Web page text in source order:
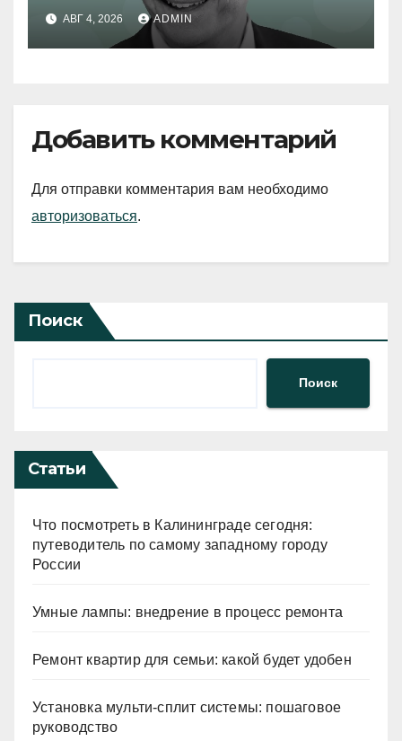
АВГ 4, 2026 ADMIN
Добавить комментарий
Для отправки комментария вам необходимо
авторизоваться.
Поиск
Поиск
Статьи
Что посмотреть в Калининграде сегодня:
путеводитель по самому западному городу
России
Умные лампы: внедрение в процесс ремонта
Ремонт квартир для семьи: какой будет удобен
Установка мульти-сплит системы: пошаговое
руководство